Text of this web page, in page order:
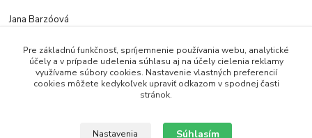
Jana Barzóová
(PO - PIA, 8:00 - 18:00)
objednavky@naturaj.sk
Pre základnú funkčnosť, spríjemnenie používania webu, analytické
účely a v prípade udelenia súhlasu aj na účely cielenia reklamy
využívame súbory cookies. Nastavenie vlastných preferencií
cookies môžete kedykoľvek upraviť odkazom v spodnej časti
stránok.
Nastavenia Súhlasím